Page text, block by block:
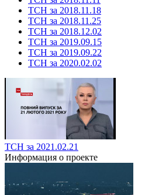
ТСН за 2018.11.18
ТСН за 2018.11.25
ТСН за 2018.12.02
ТСН за 2019.09.15
ТСН за 2019.09.22
ТСН за 2020.02.02
ТСН за 2021.02.21
Информация о проекте